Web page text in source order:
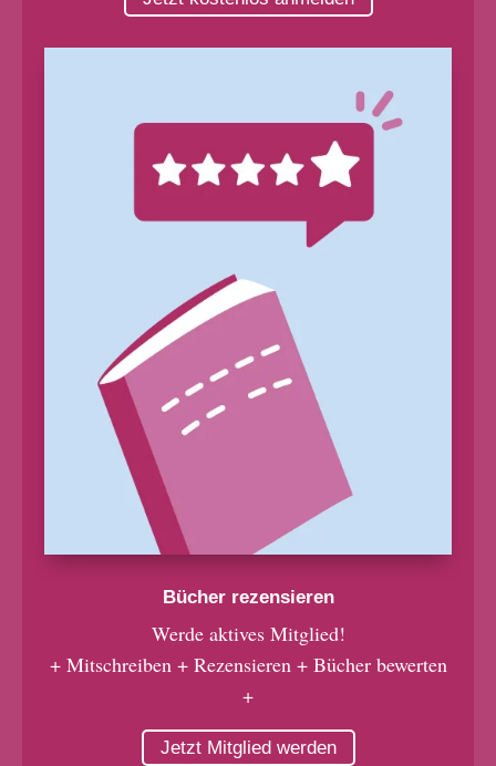
Bücher rezensieren
Werde aktives Mitglied!
+ Mitschreiben + Rezensieren + Bücher bewerten
+
Jetzt Mitglied werden